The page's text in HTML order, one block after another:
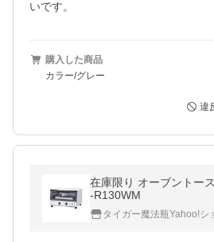
いです。
購入した商品
カラー/グレー
違
在庫限り オーブントー
-R130WM
タイガー魔法瓶Yahoo!シ